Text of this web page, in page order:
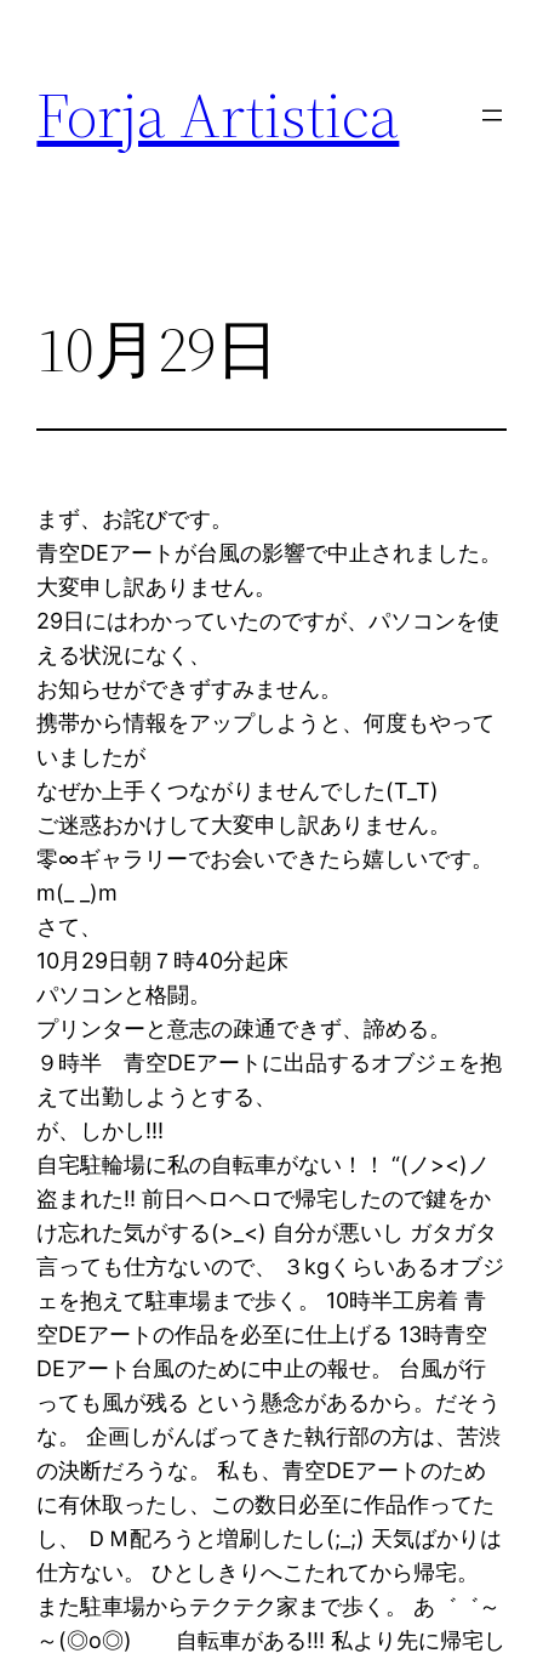
Forja Artistica
10月29日
まず、お詫びです。
青空DEアートが台風の影響で中止されました。
大変申し訳ありません。
29日にはわかっていたのですが、パソコンを使
える状況になく、
お知らせができずすみません。
携帯から情報をアップしようと、何度もやって
いましたが
なぜか上手くつながりませんでした(T_T)
ご迷惑おかけして大変申し訳ありません。
零∞ギャラリーでお会いできたら嬉しいです。
m(_ _)m
さて、
10月29日朝７時40分起床
パソコンと格闘。
プリンターと意志の疎通できず、諦める。
９時半 青空DEアートに出品するオブジェを抱
えて出勤しようとする、
が、しかし!!!
自宅駐輪場に私の自転車がない！！ “(ノ><)ノ
盗まれた!! 前日ヘロヘロで帰宅したので鍵をか
け忘れた気がする(>_<) 自分が悪いし ガタガタ
言っても仕方ないので、 ３kgくらいあるオブジ
ェを抱えて駐車場まで歩く。 10時半工房着 青
空DEアートの作品を必至に仕上げる 13時青空
DEアート台風のために中止の報せ。 台風が行
っても風が残る という懸念があるから。だそう
な。 企画しがんばってきた執行部の方は、苦渋
の決断だろうな。 私も、青空DEアートのため
に有休取ったし、この数日必至に作品作ってた
し、 ＤＭ配ろうと増刷したし(;_;) 天気ばかりは
仕方ない。 ひとしきりへこたれてから帰宅。
また駐車場からテクテク家まで歩く。 あ゛゛～
～(◎o◎) 自転車がある!!! 私より先に帰宅し